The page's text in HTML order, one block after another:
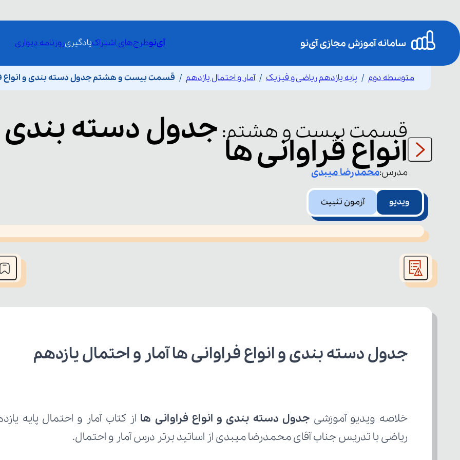
آی‌نوطرح‌های اشتراکیادگیریروزنامه دیواری
متوسطه دوم پایه یازدهم ریاضی و فیزیک آمار و احتمال یازدهم قسمت بیست و هشتم جدول دسته بندی و انواع
قسمت بیست و هشتم:جدول دسته بندی
انواع فراوانی ها
مدرس:محمدرضامیبدی
ویدیو آزمون تثبیت
This
is
window.
جدول دسته بندی و انواع فراوانی ها آمار و احتمال یازدهم
خلاصه ویدیو آموزشی جدول دسته بندی و انواع فراوانی ها
ریاضی با تدریس جناب آقای محمدرضا میبدی از اساتید برتر درس آمار و احتمال.